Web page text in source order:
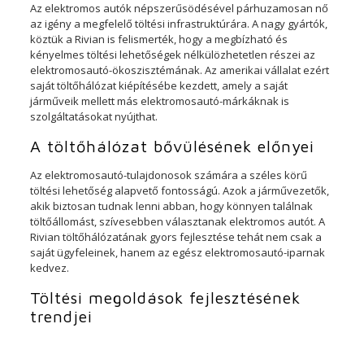
Az elektromos autók népszerűsödésével párhuzamosan nő
az igény a megfelelő töltési infrastruktúrára. A nagy gyártók,
köztük a Rivian is felismerték, hogy a megbízható és
kényelmes töltési lehetőségek nélkülözhetetlen részei az
elektromosautó-ökoszisztémának. Az amerikai vállalat ezért
saját töltőhálózat kiépítésébe kezdett, amely a saját
járműveik mellett más elektromosautó-márkáknak is
szolgáltatásokat nyújthat.
A töltőhálózat bővülésének előnyei
Az elektromosautó-tulajdonosok számára a széles körű
töltési lehetőség alapvető fontosságú. Azok a járművezetők,
akik biztosan tudnak lenni abban, hogy könnyen találnak
töltőállomást, szívesebben választanak elektromos autót. A
Rivian töltőhálózatának gyors fejlesztése tehát nem csak a
saját ügyfeleinek, hanem az egész elektromosautó-iparnak
kedvez.
Töltési megoldások fejlesztésének
trendjei